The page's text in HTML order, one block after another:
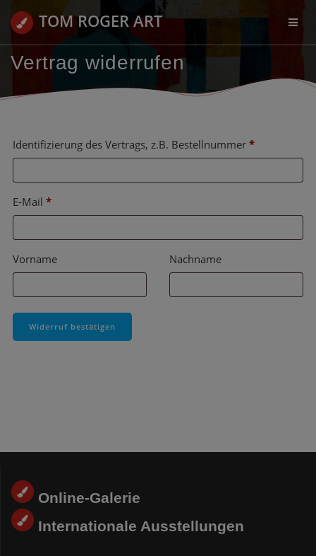
Inhalt
springen
TOM ROGER ART
Vertrag widerrufen
Identifizierung des Vertrags, z.B. Bestellnummer *
E-Mail *
E-
Mail
(wiederholen)*
Vorname Nachname
Widerruf bestätigen
Online-Galerie
Internationale Ausstellungen